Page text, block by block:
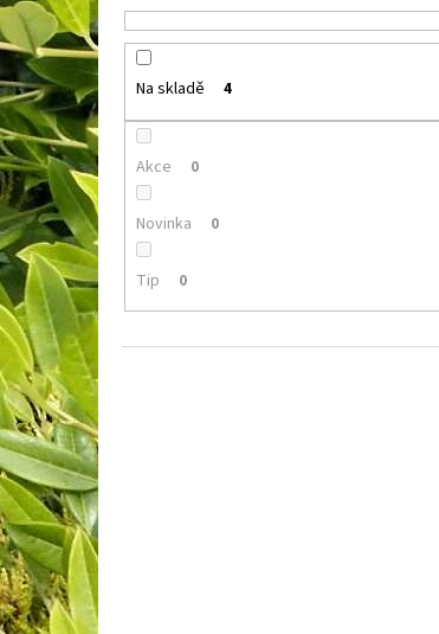
Na skladě 4
Akce 0
Novinka 0
Tip 0